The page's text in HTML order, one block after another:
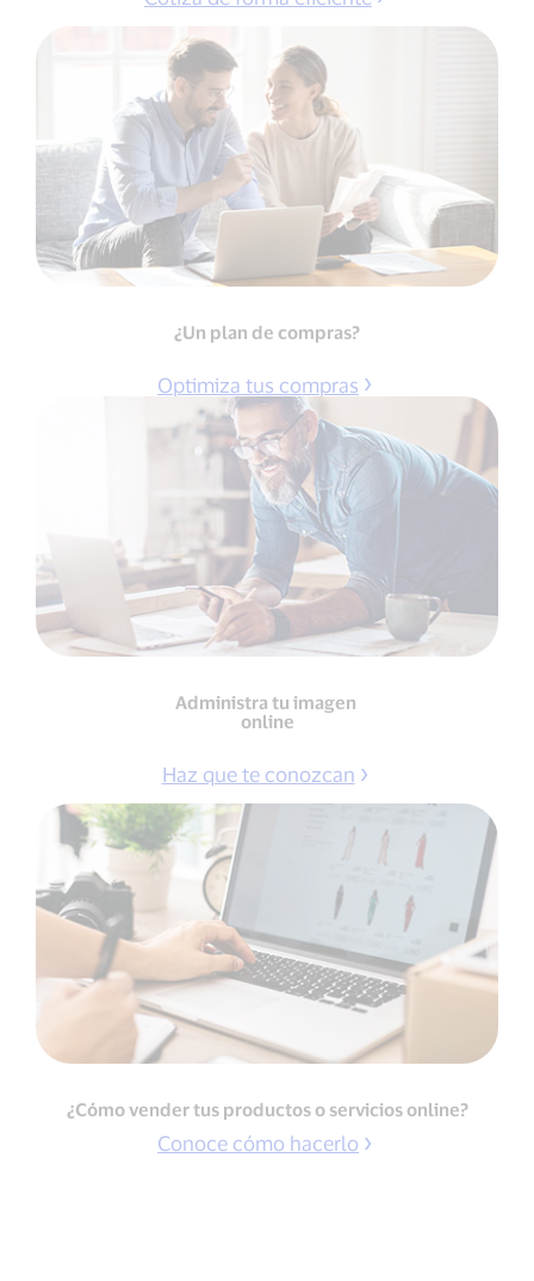
¿Un plan de compras?
Optimiza tus compras
Administra tu imagen
online
Haz que te conozcan
¿Cómo vender tus productos o servicios online?
Conoce cómo hacerlo